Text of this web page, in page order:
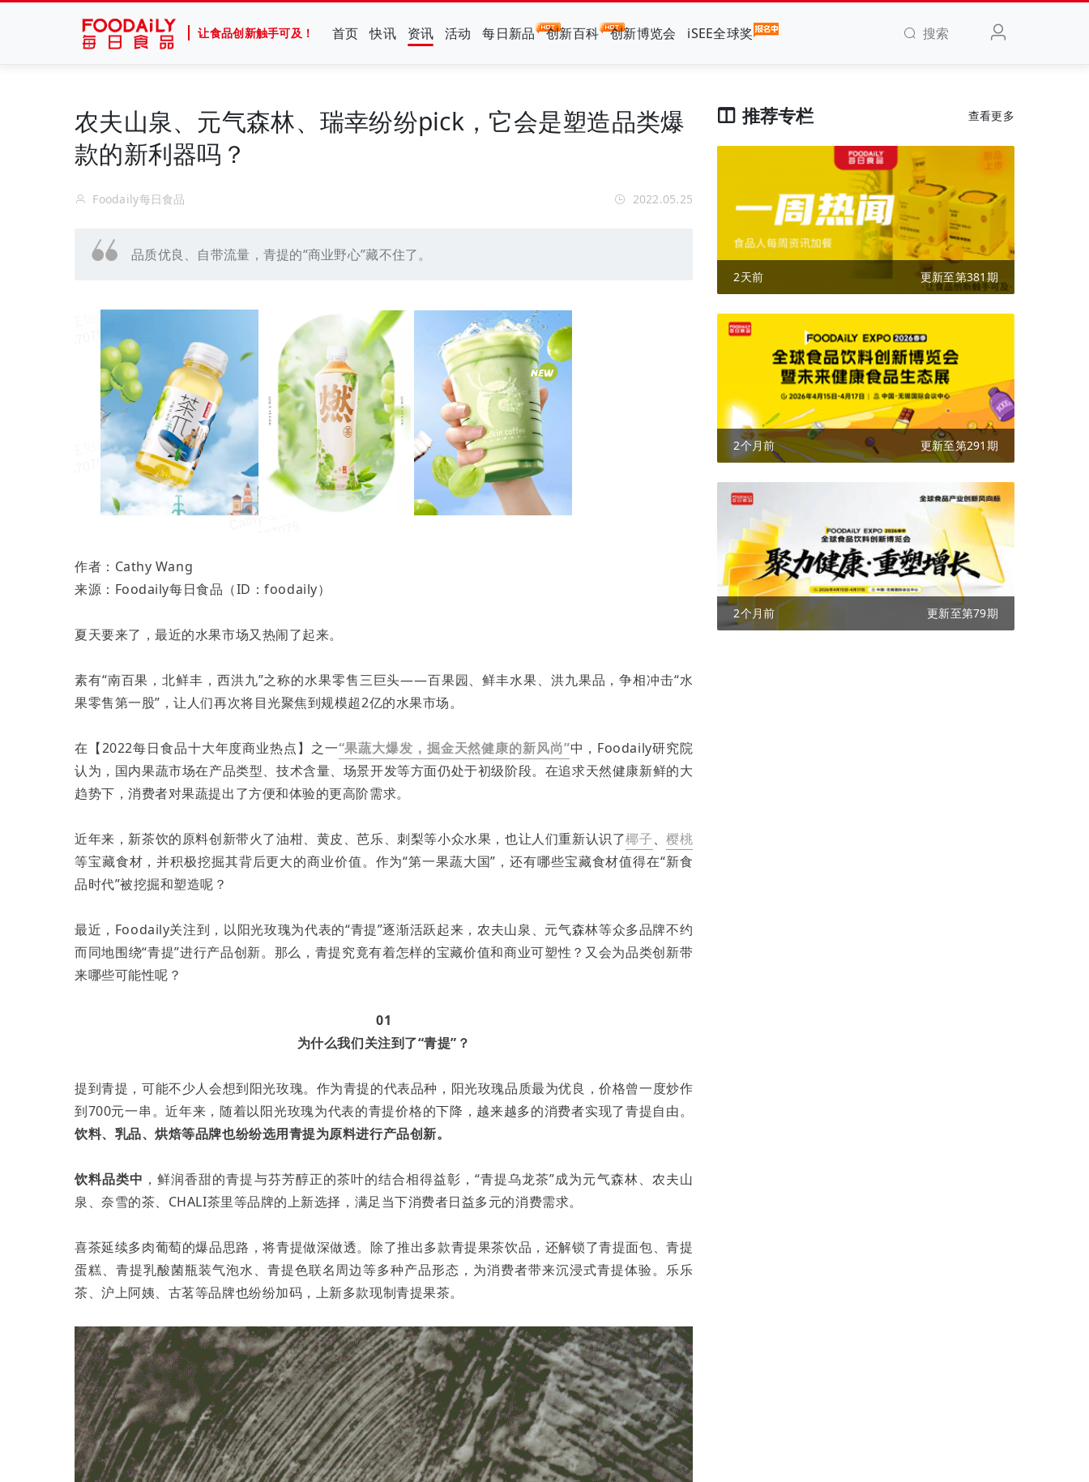
让食品创新触手可及！ 首页 快讯 资讯 活动 每日新品 创新百科 创新博览会 iSEE全球奖 搜索
农夫山泉、元气森林、瑞幸纷纷pick，它会是塑造品类爆
款的新利器吗？
Foodaily每日食品 2022.05.25
品质优良、自带流量，青提的“商业野心”藏不住了。
作者：Cathy Wang
来源：Foodaily每日食品（ID：foodaily）
夏天要来了，最近的水果市场又热闹了起来。
素有“南百果，北鲜丰，西洪九”之称的水果零售三巨头——百果园、鲜丰水果、洪九果品，争相冲击“水
果零售第一股”，让人们再次将目光聚焦到规模超2亿的水果市场。
在【2022每日食品十大年度商业热点】之一“果蔬大爆发，掘金天然健康的新风尚”中，Foodaily研究院
认为，国内果蔬市场在产品类型、技术含量、场景开发等方面仍处于初级阶段。在追求天然健康新鲜的大
趋势下，消费者对果蔬提出了方便和体验的更高阶需求。
近年来，新茶饮的原料创新带火了油柑、黄皮、芭乐、刺梨等小众水果，也让人们重新认识了椰子、樱桃
等宝藏食材，并积极挖掘其背后更大的商业价值。作为“第一果蔬大国”，还有哪些宝藏食材值得在“新食
品时代”被挖掘和塑造呢？
最近，Foodaily关注到，以阳光玫瑰为代表的“青提”逐渐活跃起来，农夫山泉、元气森林等众多品牌不约
而同地围绕“青提”进行产品创新。那么，青提究竟有着怎样的宝藏价值和商业可塑性？又会为品类创新带
来哪些可能性呢？
01
为什么我们关注到了“青提”？
提到青提，可能不少人会想到阳光玫瑰。作为青提的代表品种，阳光玫瑰品质最为优良，价格曾一度炒作
到700元一串。近年来，随着以阳光玫瑰为代表的青提价格的下降，越来越多的消费者实现了青提自由。
饮料、乳品、烘焙等品牌也纷纷选用青提为原料进行产品创新。
饮料品类中 ，鲜润香甜的青提与芬芳醇正的茶叶的结合相得益彰，“青提乌龙茶”成为元气森林、农夫山
泉、奈雪的茶、CHALI茶里等品牌的上新选择，满足当下消费者日益多元的消费需求。
喜茶延续多肉葡萄的爆品思路，将青提做深做透。除了推出多款青提果茶饮品，还解锁了青提面包、青提
蛋糕、青提乳酸菌瓶装气泡水、青提色联名周边等多种产品形态，为消费者带来沉浸式青提体验。乐乐
茶、沪上阿姨、古茗等品牌也纷纷加码，上新多款现制青提果茶。
推荐专栏 查看更多
2天前 更新至第381期
2个月前 更新至第291期
2个月前 更新至第79期